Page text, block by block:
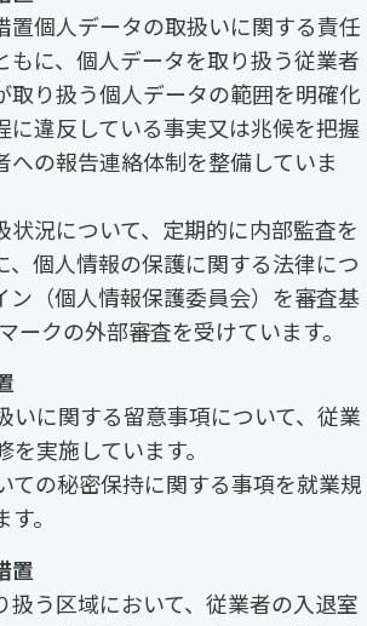
置個人データの取扱いに関する責任
もに、個人データを取り扱う従業者
取り扱う個人データの範囲を明確化
に違反している事実又は兆候を把握
への報告連絡体制を整備していま
状況について、定期的に内部監査を
、個人情報の保護に関する法律につ
ン（個人情報保護委員会）を審査基
ークの外部審査を受けています。
いに関する留意事項について、従業
実施しています。
ての秘密保持に関する事項を就業規
。
置
扱う区域において、従業者の入退室